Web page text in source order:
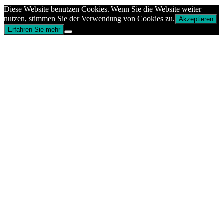
Diese Website benutzen Cookies. Wenn Sie die Website weiter
nutzen, stimmen Sie der Verwendung von Cookies zu. Akzeptieren
Erfahren Sie mehr